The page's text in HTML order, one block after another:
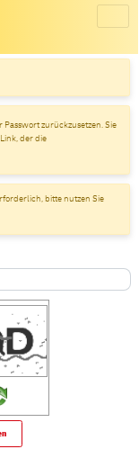
zurückzusetzen. Sie
der die
bitte nutzen Sie